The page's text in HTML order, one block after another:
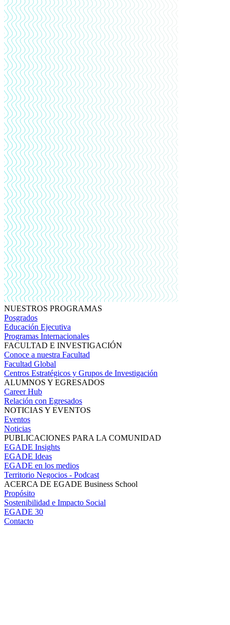
NUESTROS PROGRAMAS
Posgrados
Educación Ejecutiva
Programas Internacionales
FACULTAD E INVESTIGACIÓN
Conoce a nuestra Facultad
Facultad Global
Centros Estratégicos y Grupos de Investigación
ALUMNOS Y EGRESADOS
Career Hub
Relación con Egresados
NOTICIAS Y EVENTOS
Eventos
Noticias
PUBLICACIONES PARA LA COMUNIDAD
EGADE Insights
EGADE Ideas
EGADE en los medios
Territorio Negocios - Podcast
ACERCA DE EGADE Business School
Propósito
Sostenibilidad e Impacto Social
EGADE 30
Contacto